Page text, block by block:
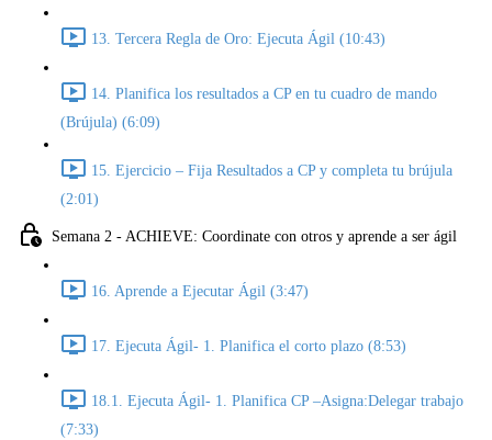
13. Tercera Regla de Oro: Ejecuta Ágil (10:43)
14. Planifica los resultados a CP en tu cuadro de mando
(Brújula) (6:09)
15. Ejercicio – Fija Resultados a CP y completa tu brújula
(2:01)
Semana 2 - ACHIEVE: Coordinate con otros y aprende a ser ágil
16. Aprende a Ejecutar Ágil (3:47)
17. Ejecuta Ágil- 1. Planifica el corto plazo (8:53)
18.1. Ejecuta Ágil- 1. Planifica CP –Asigna:Delegar trabajo
(7:33)